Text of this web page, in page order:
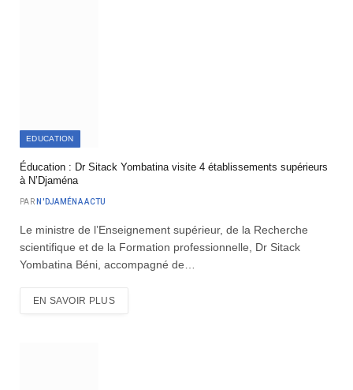
EDUCATION
Éducation : Dr Sitack Yombatina visite 4 établissements supérieurs
à N’Djaména
PAR N'DJAMÉNA ACTU
Le ministre de l’Enseignement supérieur, de la Recherche
scientifique et de la Formation professionnelle, Dr Sitack
Yombatina Béni, accompagné de…
EN SAVOIR PLUS